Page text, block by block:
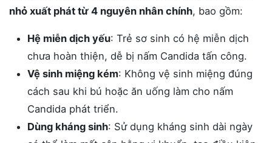
nhỏ xuất phát từ 4 nguyên nhân chính, bao gồm:
Hệ miễn dịch yếu: Trẻ sơ sinh có hệ miễn dịch
chưa hoàn thiện, dễ bị nấm Candida tấn công​.
Vệ sinh miệng kém: Không vệ sinh miệng đúng
cách sau khi bú hoặc ăn uống làm cho nấm
Candida phát triển​.
Dùng kháng sinh: Sử dụng kháng sinh dài ngày